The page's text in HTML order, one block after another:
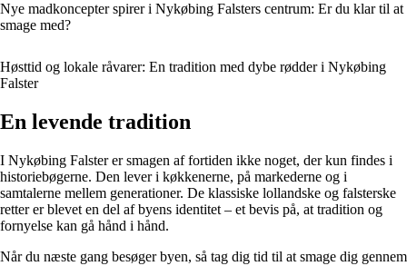
Nye madkoncepter spirer i Nykøbing Falsters centrum: Er du klar til at
smage med?
Høsttid og lokale råvarer: En tradition med dybe rødder i Nykøbing
Falster
En levende tradition
I Nykøbing Falster er smagen af fortiden ikke noget, der kun findes i
historiebøgerne. Den lever i køkkenerne, på markederne og i
samtalerne mellem generationer. De klassiske lollandske og falsterske
retter er blevet en del af byens identitet – et bevis på, at tradition og
fornyelse kan gå hånd i hånd.
Når du næste gang besøger byen, så tag dig tid til at smage dig gennem